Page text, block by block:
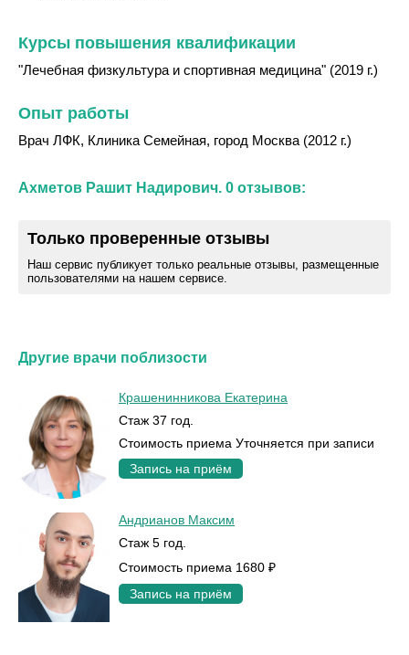
Курсы повышения квалификации
"Лечебная физкультура и спортивная медицина" (2019 г.)
Опыт работы
Врач ЛФК, Клиника Семейная, город Москва (2012 г.)
Ахметов Рашит Надирович. 0 отзывов:
Только проверенные отзывы
Наш сервис публикует только реальные отзывы, размещенные
пользователями на нашем сервисе.
Другие врачи поблизости
Крашенинникова Екатерина
Стаж 37 год.
Стоимость приема Уточняется при записи
Запись на приём
Андрианов Максим
Стаж 5 год.
Стоимость приема 1680 ₽
Запись на приём